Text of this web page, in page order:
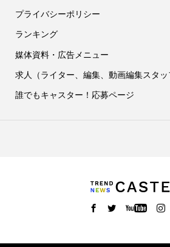
プライバシーポリシー
ランキング
媒体資料・広告メニュー
求人（ライター、編集、動画編集スタッ
誰でもキャスター！応募ページ